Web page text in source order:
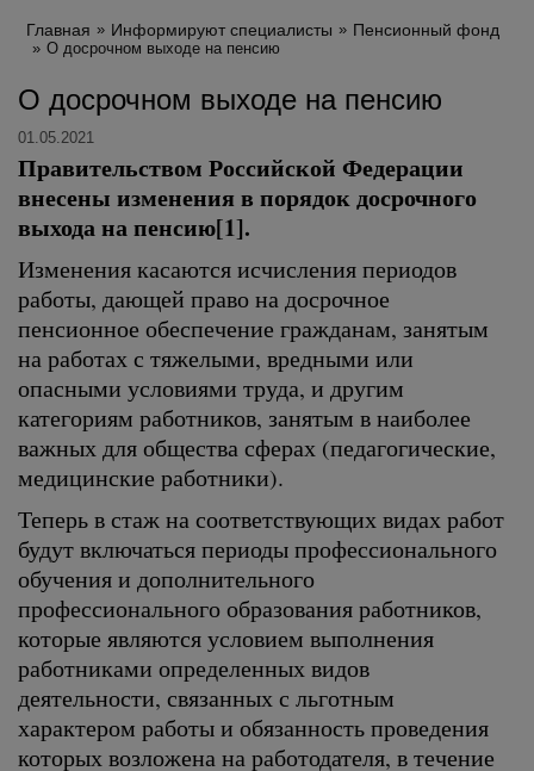
Главная Информируют специалисты Пенсионный фонд
О досрочном выходе на пенсию
О досрочном выходе на пенсию
01.05.2021
Правительством Российской Федерации
внесены изменения в порядок досрочного
выхода на пенсию[1].
Изменения касаются исчисления периодов
работы, дающей право на досрочное
пенсионное обеспечение гражданам, занятым
на работах с тяжелыми, вредными или
опасными условиями труда, и другим
категориям работников, занятым в наиболее
важных для общества сферах (педагогические,
медицинские работники).
Теперь в стаж на соответствующих видах работ
будут включаться периоды профессионального
обучения и дополнительного
профессионального образования работников,
которые являются условием выполнения
работниками определенных видов
деятельности, связанных с льготным
характером работы и обязанность проведения
которых возложена на работодателя, в течение